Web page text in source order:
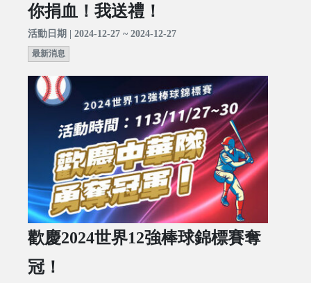
你捐血！我送禮！
活動日期 | 2024-12-27 ~ 2024-12-27
最新消息
歡慶2024世界12強棒球錦標賽奪
冠！